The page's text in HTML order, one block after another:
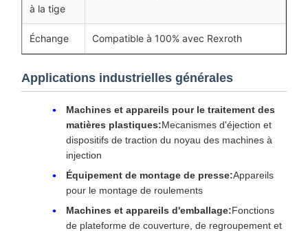
à la tige
Échange Compatible à 100% avec Rexroth
Applications industrielles générales
Machines et appareils pour le traitement des
matières plastiques:Mecanismes d'éjection et
dispositifs de traction du noyau des machines à
injection
Équipement de montage de presse:Appareils
pour le montage de roulements
Machines et appareils d'emballage:Fonctions
de plateforme de couverture, de regroupement et